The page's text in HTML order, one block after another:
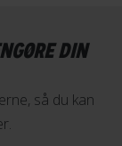
DIN
så du kan